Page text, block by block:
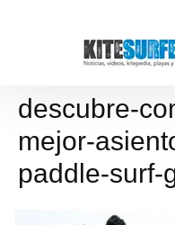
descubre-
mejor-
paddle-surf-